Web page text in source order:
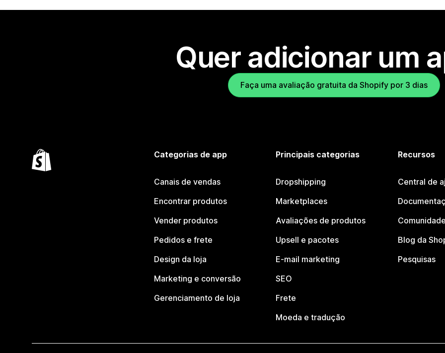
Quer adicionar um
Faça uma avaliação gratuita da Shopify por 3 dias
Categorias de app
Canais de vendas
Encontrar produtos
Vender produtos
Pedidos e frete
Design da loja
Marketing e conversão
Gerenciamento de loja
Principais categorias
Dropshipping
Marketplaces
Avaliações de produtos
Upsell e pacotes
E-mail marketing
SEO
Frete
Moeda e tradução
Recursos
Central de
Blog da
Pesquisas